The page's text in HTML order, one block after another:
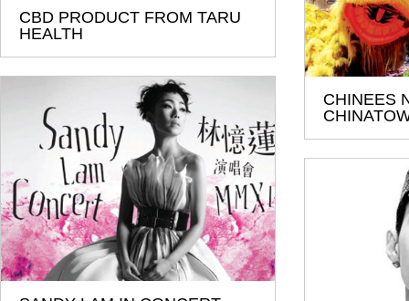
CBD PRODUCT FROM TARU
HEALTH
CHINEES